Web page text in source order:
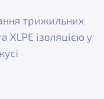
трижильних
XLPE ізоляцією у